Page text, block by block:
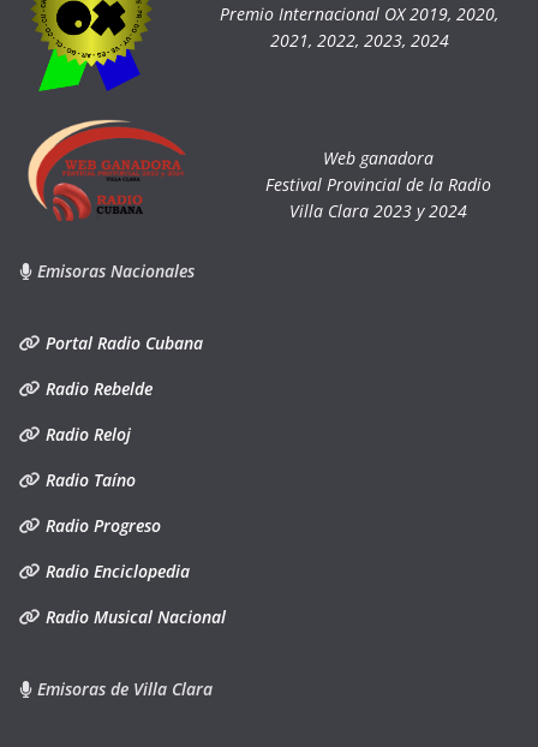
Premio Internacional OX 2019, 2020,
2021, 2022, 2023, 2024
Web ganadora
Festival Provincial de la Radio
Villa Clara 2023 y 2024
Emisoras Nacionales
Portal Radio Cubana
Radio Rebelde
Radio Reloj
Radio Taíno
Radio Progreso
Radio Enciclopedia
Radio Musical Nacional
Emisoras de Villa Clara